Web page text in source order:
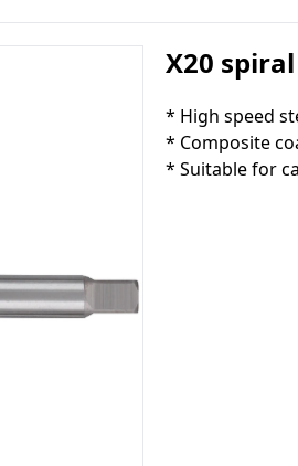
X20
* High speed
* Composite
* Suitable for